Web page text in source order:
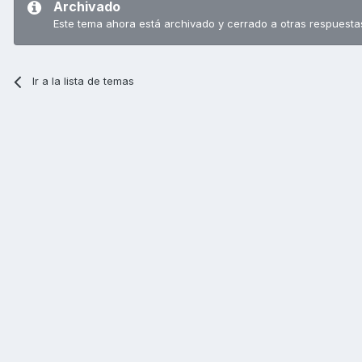
Archivado
Este tema ahora está archivado y cerrado a otras
Ir a la lista de temas